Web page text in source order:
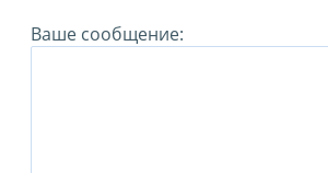
Ваше сообщение: